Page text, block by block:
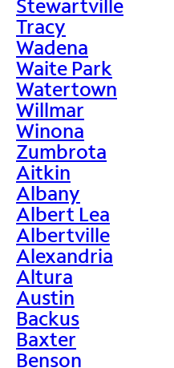
Stewartville
Tracy
Wadena
Waite Park
Watertown
Willmar
Winona
Zumbrota
Aitkin
Albany
Albert Lea
Albertville
Alexandria
Altura
Austin
Backus
Baxter
Benson